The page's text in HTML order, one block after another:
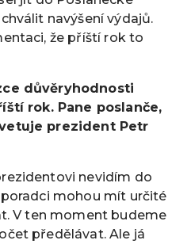
navýšení výdajů.
že příští rok to
důvěryhodnosti
rok. Pane poslanče,
prezident Petr
nevidím do
mohou mít určité
V ten moment budeme
předělávat. Ale já